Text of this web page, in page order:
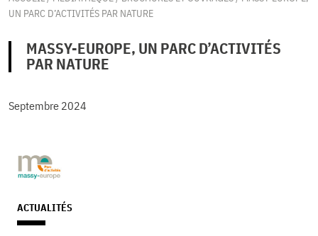
UN PARC D’ACTIVITÉS PAR NATURE
MASSY-EUROPE, UN PARC D’ACTIVITÉS
PAR NATURE
Septembre 2024
ACTUALITÉS